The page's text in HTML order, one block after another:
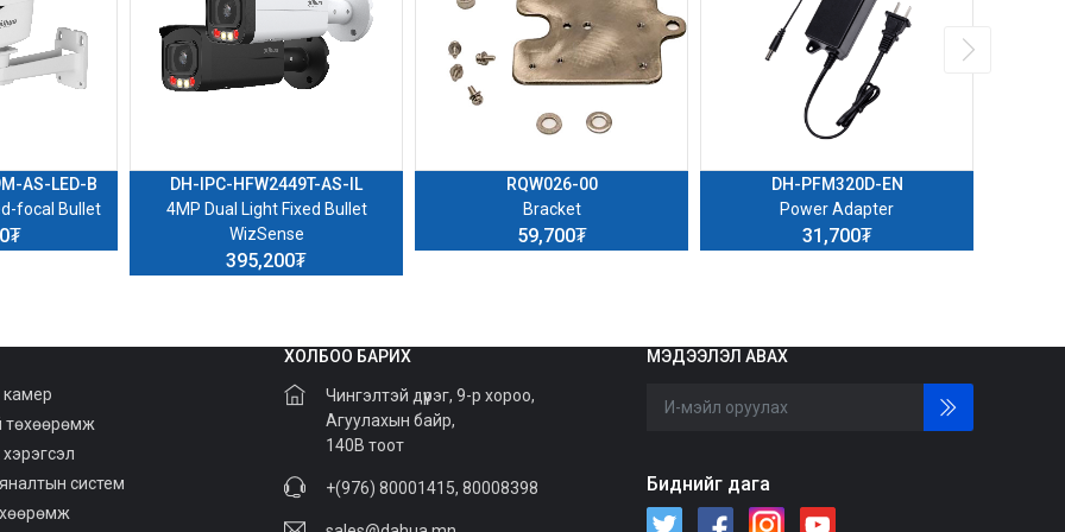
AS-LED-B
focal Bullet
DH-IPC-HFW2449T-AS-IL
4MP Dual Light Fixed Bullet
WizSense
395,200₮
RQW026-00
Bracket
59,700₮
DH-PFM320D-EN
Power Adapter
31,700₮
төхөөрөмж
систем
ХОЛБОО БАРИХ
Чингэлтэй дүүрэг, 9-р хороо,
Агуулахын байр,
140В тоот
+(976) 80001415, 80008398
МЭДЭЭЛЭЛ АВАХ
Биднийг дага